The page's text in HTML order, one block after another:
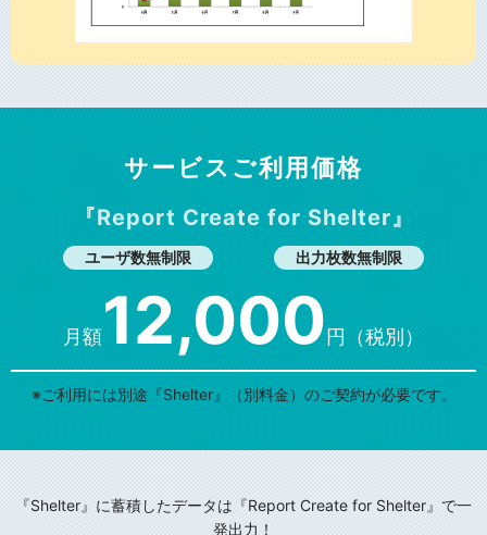
サービスご利用価格
『Report Create for Shelter』
ユーザ数無制限 出力枚数無制限
月額12,000円（税別）
※ご利用には別途『Shelter』（別料金）のご契約が必要です。
『Shelter』に蓄積したデータは『Report Create for Shelter』で一
発出力！